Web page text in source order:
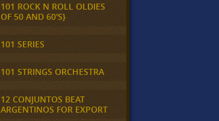
101 ROCK N ROLL OLDIES
OF 50 AND 60'S}
101 SERIES
101 STRINGS ORCHESTRA
12 CONJUNTOS BEAT
ARGENTINOS FOR EXPORT